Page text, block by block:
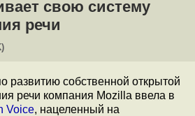
свою систему
речи
развитию собственной открытой
речи компания Mozilla ввела в
Voice, нацеленный на